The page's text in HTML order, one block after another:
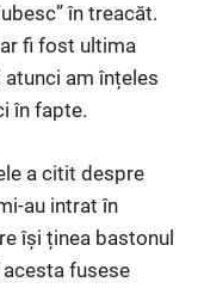
în treacăt.
fi fost ultima
am înțeles
în fapte.
a citit despre
au intrat în
își ținea bastonul
fusese